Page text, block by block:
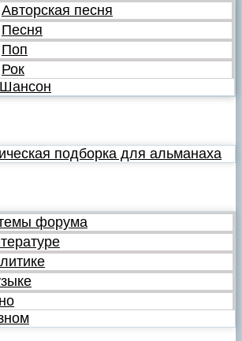
Авторская песня
Песня
Поп
Рок
Шансон
подборка для альманаха
форума